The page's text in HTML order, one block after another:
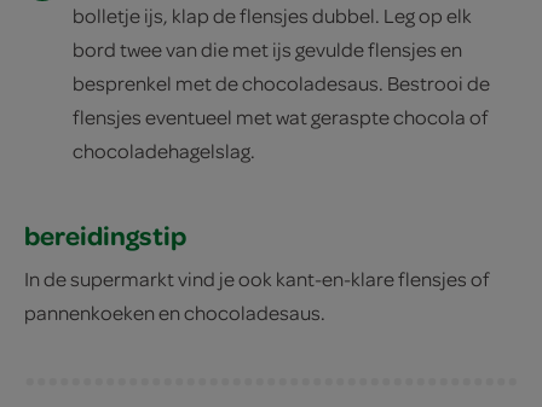
bolletje ijs, klap de flensjes dubbel. Leg op elk
bord twee van die met ijs gevulde flensjes en
besprenkel met de chocoladesaus. Bestrooi de
flensjes eventueel met wat geraspte chocola of
chocoladehagelslag.
bereidingstip
In de supermarkt vind je ook kant-en-klare flensjes of
pannenkoeken en chocoladesaus.